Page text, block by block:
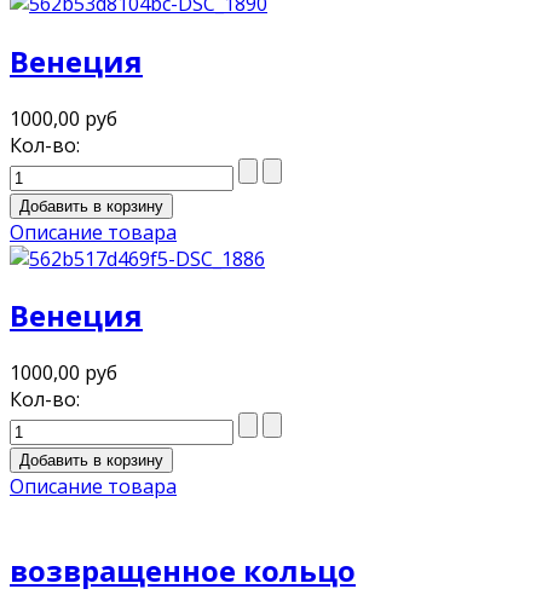
Венеция
1000,00 руб
Кол-во:
Описание товара
Венеция
1000,00 руб
Кол-во:
Описание товара
возвращенное кольцо